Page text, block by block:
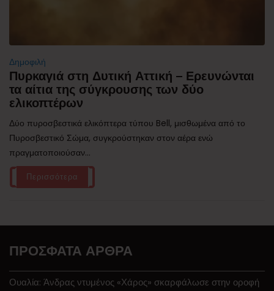
Δημοφιλή
Πυρκαγιά στη Δυτική Αττική – Ερευνώνται
τα αίτια της σύγκρουσης των δύο
ελικοπτέρων
Δύο πυροσβεστικά ελικόπτερα τύπου Bell, μισθωμένα από το
Πυροσβεστικό Σώμα, συγκρούστηκαν στον αέρα ενώ
πραγματοποιούσαν...
Περισσότερα
ΠΡΌΣΦΑΤΑ ΆΡΘΡΑ
Ουαλία: Άνδρας ντυμένος «Χάρος» σκαρφάλωσε στην οροφή